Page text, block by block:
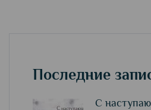
Последние
С